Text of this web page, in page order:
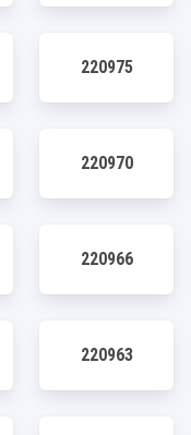
220975
220970
220966
220963